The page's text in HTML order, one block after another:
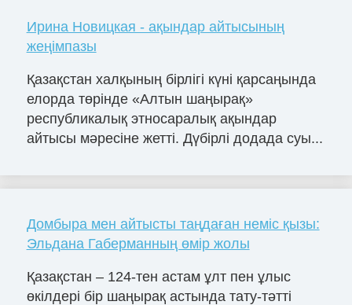
Ирина Новицкая - ақындар айтысының
жеңімпазы
Қазақстан халқының бірлігі күні қарсаңында
елорда төрінде «Алтын шаңырақ»
республикалық этносаралық ақындар
айтысы мәресіне жетті. Дүбірлі додада суы...
Домбыра мен айтысты таңдаған неміс қызы:
Эльдана Габерманның өмір жолы
Қазақстан – 124-тен астам ұлт пен ұлыс
өкілдері бір шаңырақ астында тату-тәтті